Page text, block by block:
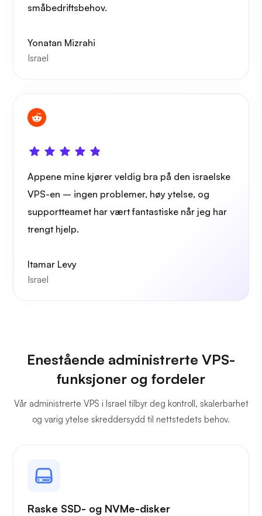
Playtube
småbedriftsbehov.
Yonatan Mizrahi
Israel
Appene mine kjører veldig bra på den israelske
VPS-en – ingen problemer, høy ytelse, og
supportteamet har vært fantastiske når jeg har
trengt hjelp.
Itamar Levy
Israel
Enestående administrerte VPS-
funksjoner og fordeler
Vår administrerte VPS i Israel tilbyr deg kontroll, skalerbarhet
og varig ytelse skreddersydd til nettstedets behov.
Raske SSD- og NVMe-disker